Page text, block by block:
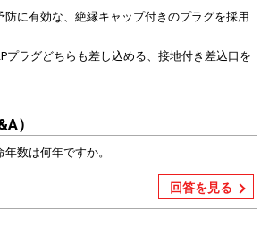
防に有効な、絶縁キャップ付きのプラグを採用
プラグどちらも差し込める、接地付き差込口を
）
数は何年ですか。
回答を見る